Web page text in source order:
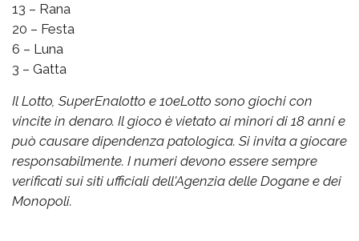
13 – Rana
20 – Festa
6 – Luna
3 – Gatta
Il Lotto, SuperEnalotto e 10eLotto sono giochi con
vincite in denaro. Il gioco è vietato ai minori di 18 anni e
può causare dipendenza patologica. Si invita a giocare
responsabilmente. I numeri devono essere sempre
verificati sui siti ufficiali dell'Agenzia delle Dogane e dei
Monopoli.